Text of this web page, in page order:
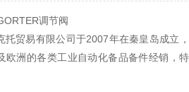
调节阀
托贸易有限公司于2007年在秦皇岛成立
欧洲的各类工业自动化备品备件经销，